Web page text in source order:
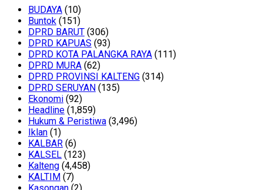
BUDAYA (10)
Buntok (151)
DPRD BARUT (306)
DPRD KAPUAS (93)
DPRD KOTA PALANGKA RAYA (111)
DPRD MURA (62)
DPRD PROVINSI KALTENG (314)
DPRD SERUYAN (135)
Ekonomi (92)
Headline (1,859)
Hukum & Peristiwa (3,496)
Iklan (1)
KALBAR (6)
KALSEL (123)
Kalteng (4,458)
KALTIM (7)